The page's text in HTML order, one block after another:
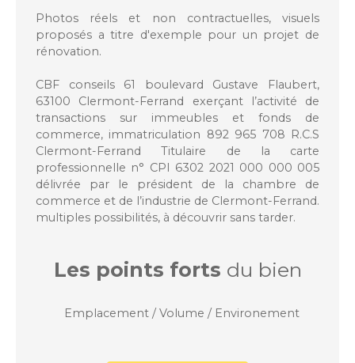
Photos réels et non contractuelles, visuels
proposés a titre d'exemple pour un projet de
rénovation.
CBF conseils 61 boulevard Gustave Flaubert,
63100 Clermont-Ferrand exerçant l’activité de
transactions sur immeubles et fonds de
commerce, immatriculation 892 965 708 R.C.S
Clermont-Ferrand Titulaire de la carte
professionnelle n° CPI 6302 2021 000 000 005
délivrée par le président de la chambre de
commerce et de l’industrie de Clermont-Ferrand.
multiples possibilités, à découvrir sans tarder.
Les points forts du bien
Emplacement / Volume / Environement